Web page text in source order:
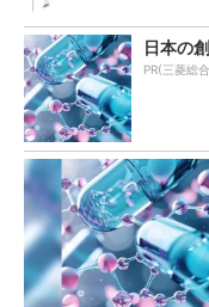
日本の
PR(三菱総